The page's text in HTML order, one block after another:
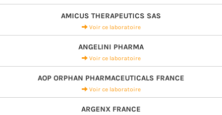
AMICUS THERAPEUTICS SAS
Voir ce laboratoire
ANGELINI PHARMA
Voir ce laboratoire
AOP ORPHAN PHARMACEUTICALS FRANCE
Voir ce laboratoire
ARGENX FRANCE